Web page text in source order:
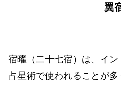
翼
宿曜（二十七宿）は、イ
占星術で使われることが多